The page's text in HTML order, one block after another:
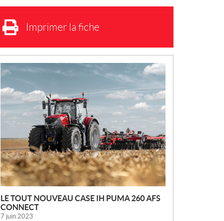
Imprimer la fiche
N
O
U
V
E
L
E
S
LE TOUT NOUVEAU CASE IH PUMA 260 AFS
CONNECT
7 juin 2023